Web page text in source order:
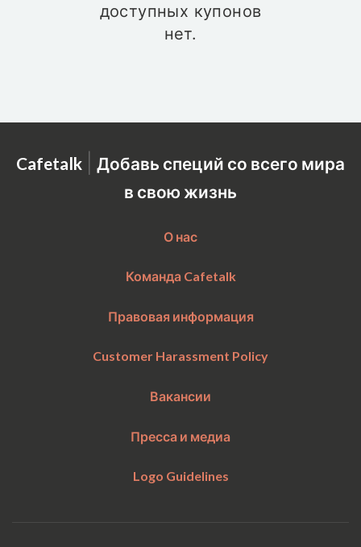
доступных купонов
нет.
Cafetalk | Добавь специй со всего мира
в свою жизнь
О нас
Команда Cafetalk
Правовая информация
Customer Harassment Policy
Вакансии
Пресса и медиа
Logo Guidelines